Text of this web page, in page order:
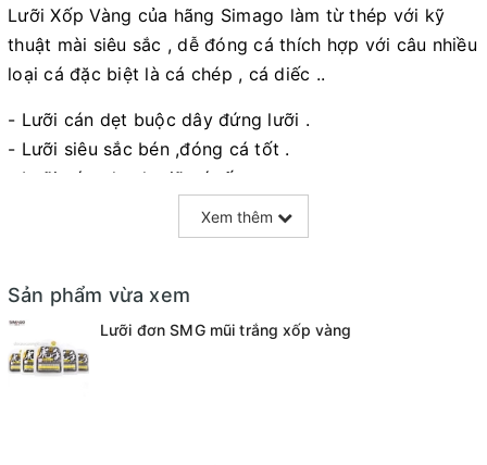
Lưỡi Xốp Vàng của hãng Simago làm từ thép với kỹ
thuật mài siêu sắc , dễ đóng cá thích hợp với câu nhiều
loại cá đặc biệt là cá chép , cá diếc ..
- Lưỡi cán dẹt buộc dây đứng lưỡi .
- Lưỡi siêu sắc bén ,đóng cá tốt .
- Lưỡi có nghạnh giữ cá tốt.
- Cán lưỡi dài dễ gỡ cá.Xem thêm
Sản phẩm vừa xem
Lưỡi đơn SMG mũi trắng xốp vàng